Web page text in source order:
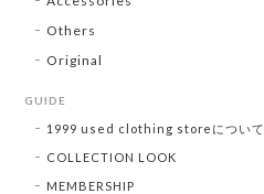
Others
Original
GUIDE
1999 used clothing storeについて
COLLECTION LOOK
MEMBERSHIP